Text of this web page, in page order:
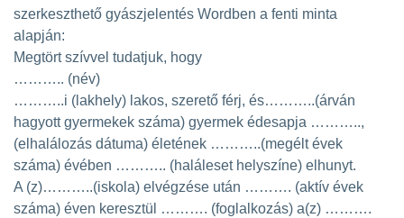
szerkeszthető gyászjelentés Wordben a fenti minta
alapján:
Megtört szívvel tudatjuk, hogy
……….. (név)
………..i (lakhely) lakos, szerető férj, és………..(árván
hagyott gyermekek száma) gyermek édesapja ………..,
(elhalálozás dátuma) életének ………..(megélt évek
száma) évében ……….. (haláleset helyszíne) elhunyt.
A (z)………..(iskola) elvégzése után ………. (aktív évek
száma) éven keresztül ………. (foglalkozás) a(z) ……….